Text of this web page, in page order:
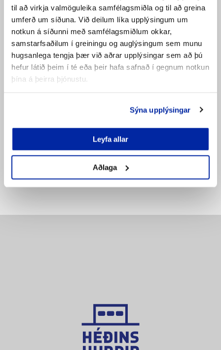
til að virkja valmöguleika samfélagsmiðla og til að greina
umferð um síðuna. Við deilum líka upplýsingum um
notkun á síðunni með samfélagsmiðlum okkar,
samstarfsaðilum í greiningu og auglýsingum sem munu
hugsanlega tengja þær við aðrar upplýsingar sem að þú
hefur látið þeim í té eða þeir hafa safnað í gegnum notkun
þína á þeirra þjónustu.
Sýna upplýsingar
Leyfa allar
Aðlaga
Ljósnemi High-Line
pöntunarlista
Bæta á
pöntunarlista